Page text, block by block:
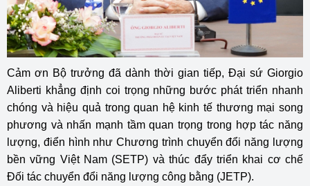
Cảm ơn Bộ trưởng đã dành thời gian tiếp, Đại sứ Giorgio
Aliberti khẳng định coi trọng những bước phát triển nhanh
chóng và hiệu quả trong quan hệ kinh tế thương mại song
phương và nhấn mạnh tầm quan trọng trong hợp tác năng
lượng, điển hình như Chương trình chuyển đổi năng lượng
bền vững Việt Nam (SETP) và thúc đẩy triển khai cơ chế
Đối tác chuyển đổi năng lượng công bằng (JETP).